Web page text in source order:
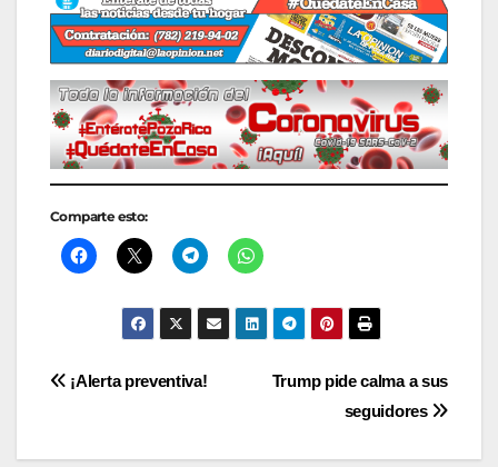
Comparte esto:
Navegación
Trump pide calma a sus
seguidores
¡Alerta preventiva!